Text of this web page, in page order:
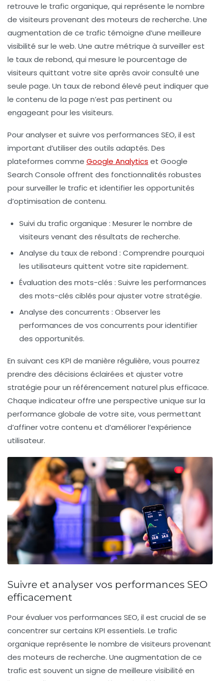
retrouve le trafic organique, qui représente le nombre
de visiteurs provenant des moteurs de recherche. Une
augmentation de ce trafic témoigne d’une meilleure
visibilité sur le web. Une autre métrique à surveiller est
le taux de rebond, qui mesure le pourcentage de
visiteurs quittant votre site après avoir consulté une
seule page. Un taux de rebond élevé peut indiquer que
le contenu de la page n’est pas pertinent ou
engageant pour les visiteurs.
Pour analyser et suivre vos performances SEO, il est
important d’utiliser des outils adaptés. Des
plateformes comme Google Analytics et Google
Search Console offrent des fonctionnalités robustes
pour surveiller le trafic et identifier les opportunités
d’optimisation de contenu.
Suivi du trafic organique : Mesurer le nombre de
visiteurs venant des résultats de recherche.
Analyse du taux de rebond : Comprendre pourquoi
les utilisateurs quittent votre site rapidement.
Évaluation des mots-clés : Suivre les performances
des mots-clés ciblés pour ajuster votre stratégie.
Analyse des concurrents : Observer les
performances de vos concurrents pour identifier
des opportunités.
En suivant ces KPI de manière régulière, vous pourrez
prendre des décisions éclairées et ajuster votre
stratégie pour un référencement naturel plus efficace.
Chaque indicateur offre une perspective unique sur la
performance globale de votre site, vous permettant
d’affiner votre contenu et d’améliorer l’expérience
utilisateur.
Suivre et analyser vos performances SEO
efficacement
Pour évaluer vos performances SEO, il est crucial de se
concentrer sur certains KPI essentiels. Le trafic
organique représente le nombre de visiteurs provenant
des moteurs de recherche. Une augmentation de ce
trafic est souvent un signe de meilleure visibilité en